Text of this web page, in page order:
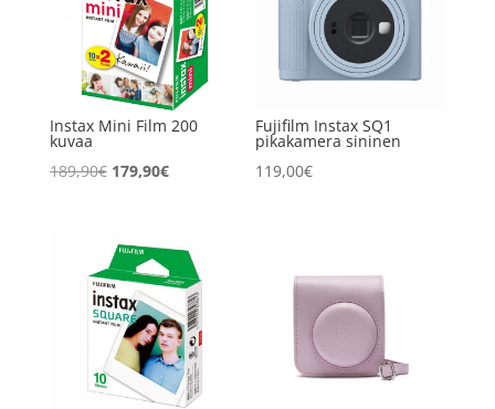
Instax Mini Film 200
kuvaa
189,90€ Alkuperäinen
189,90€.
179,90€Nykyinen
179,90€.
Fujifilm Instax SQ1
pikakamera sininen
119,00€